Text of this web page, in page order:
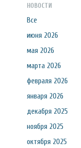
НОВОСТИ
Все
июня 2026
мая 2026
марта 2026
февраля 2026
января 2026
декабря 2025
ноября 2025
октября 2025